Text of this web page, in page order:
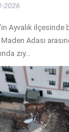
2026
Ayvalık ilçesinde
Adası
ziy...